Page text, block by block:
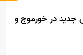
جدید در خورموج و